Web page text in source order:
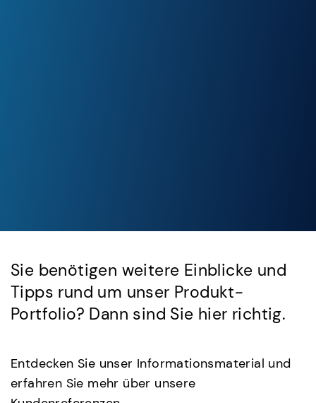
Sie benötigen weitere Einblicke und
Tipps rund um unser Produkt-
Portfolio? Dann sind Sie hier richtig.
Entdecken Sie unser Informationsmaterial und
erfahren Sie mehr über unsere